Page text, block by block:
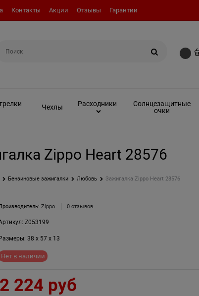
Контакты Акции Отзывы Гарантии
Чехлы Расходники
Солнцезащитные
очки
Zippo Heart 28576
Бензиновые зажигалки Любовь Зажигалка Zippo Heart 28576
Zippo 0 отзывов
Z053199
38 x 57x 13
Нет в наличии
2 224 руб